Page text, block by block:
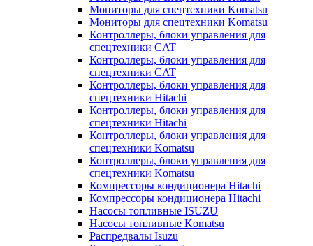
Мониторы для спецтехники Komatsu
Мониторы для спецтехники Komatsu
Контроллеры, блоки управления для
спецтехники CAT
Контроллеры, блоки управления для
спецтехники CAT
Контроллеры, блоки управления для
спецтехники Hitachi
Контроллеры, блоки управления для
спецтехники Hitachi
Контроллеры, блоки управления для
спецтехники Komatsu
Контроллеры, блоки управления для
спецтехники Komatsu
Компрессоры кондиционера Hitachi
Компрессоры кондиционера Hitachi
Насосы топливные ISUZU
Насосы топливные Komatsu
Распредвалы Isuzu